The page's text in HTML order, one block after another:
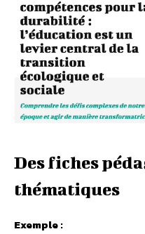
Des fiches
thématiques
Exemple :